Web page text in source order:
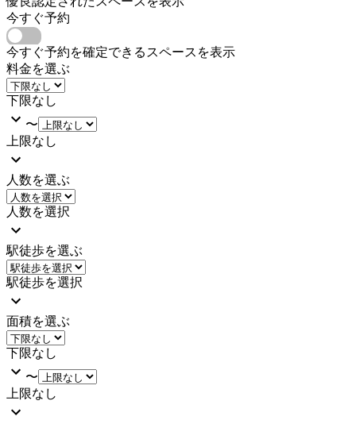
今すぐ予約
今すぐ予約を確定できるスペースを表示
料金を選ぶ
下限なし
〜
上限なし
人数を選ぶ
人数を選択
駅徒歩を選ぶ
駅徒歩を選択
面積を選ぶ
下限なし
〜
上限なし